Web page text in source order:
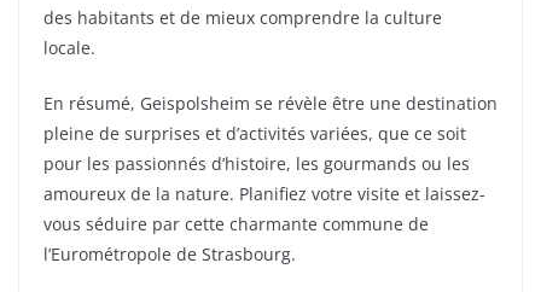
des habitants et de mieux comprendre la culture
locale.
En résumé, Geispolsheim se révèle être une destination
pleine de surprises et d’activités variées, que ce soit
pour les passionnés d’histoire, les gourmands ou les
amoureux de la nature. Planifiez votre visite et laissez-
vous séduire par cette charmante commune de
l’Eurométropole de Strasbourg.